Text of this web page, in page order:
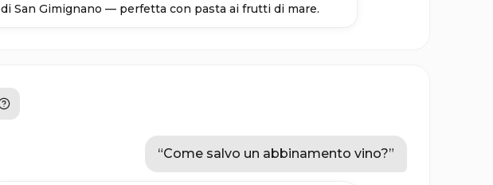
di San Gimignano — perfetta con pasta ai frutti di mare.
“Come salvo un abbinamento vino?”